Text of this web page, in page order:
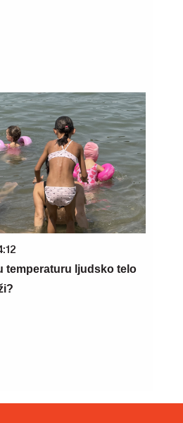
temperaturu ljudsko telo